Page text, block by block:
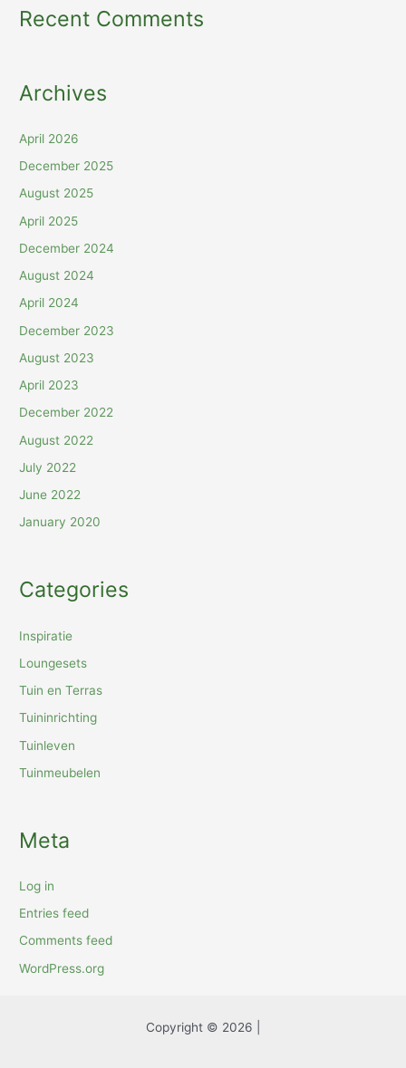
Recent Comments
Archives
April 2026
December 2025
August 2025
April 2025
December 2024
August 2024
April 2024
December 2023
August 2023
April 2023
December 2022
August 2022
July 2022
June 2022
January 2020
Categories
Inspiratie
Loungesets
Tuin en Terras
Tuininrichting
Tuinleven
Tuinmeubelen
Meta
Log in
Entries feed
Comments feed
WordPress.org
Copyright © 2026 |